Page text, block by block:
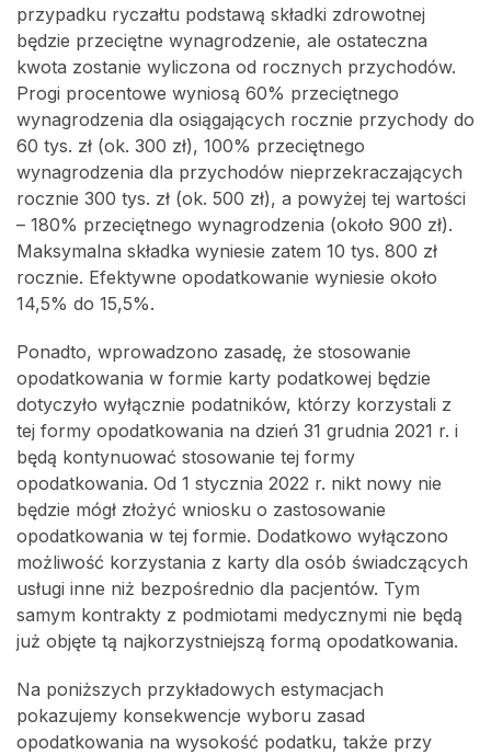
przypadku ryczałtu podstawą składki zdrowotnej
będzie przeciętne wynagrodzenie, ale ostateczna
kwota zostanie wyliczona od rocznych przychodów.
Progi procentowe wyniosą 60% przeciętnego
wynagrodzenia dla osiągających rocznie przychody do
60 tys. zł (ok. 300 zł), 100% przeciętnego
wynagrodzenia dla przychodów nieprzekraczających
rocznie 300 tys. zł (ok. 500 zł), a powyżej tej wartości
– 180% przeciętnego wynagrodzenia (około 900 zł).
Maksymalna składka wyniesie zatem 10 tys. 800 zł
rocznie. Efektywne opodatkowanie wyniesie około
14,5% do 15,5%.
Ponadto, wprowadzono zasadę, że stosowanie
opodatkowania w formie karty podatkowej będzie
dotyczyło wyłącznie podatników, którzy korzystali z
tej formy opodatkowania na dzień 31 grudnia 2021 r. i
będą kontynuować stosowanie tej formy
opodatkowania. Od 1 stycznia 2022 r. nikt nowy nie
będzie mógł złożyć wniosku o zastosowanie
opodatkowania w tej formie. Dodatkowo wyłączono
możliwość korzystania z karty dla osób świadczących
usługi inne niż bezpośrednio dla pacjentów. Tym
samym kontrakty z podmiotami medycznymi nie będą
już objęte tą najkorzystniejszą formą opodatkowania.
Na poniższych przykładowych estymacjach
pokazujemy konsekwencje wyboru zasad
opodatkowania na wysokość podatku, także przy